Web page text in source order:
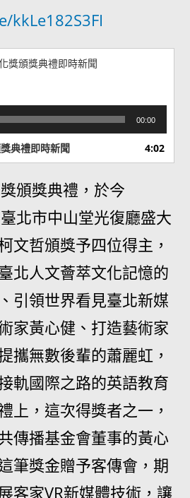
獎頒獎典禮即時新聞
00:00
典禮即時新聞 4:02
頒獎典禮，於今
臺北市中山堂光復廳盛大
文哲頒獎予四位得主，
北人文薈萃文化記憶的
引領世界看見臺北新媒
家黃心健、打造藝術家
攜無數後輩的蕭麗虹，
軌國際之路的英語教育
上，這次得獎者之一，
傳播基金會董事的黃心
筆獎金贈予客傳會，期
客家VR新媒體技術，讓